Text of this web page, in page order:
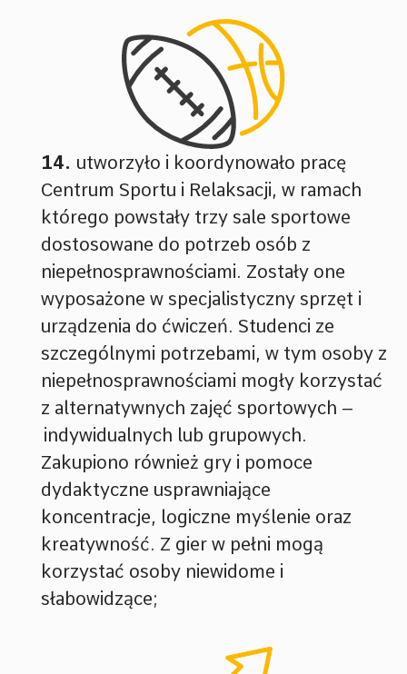
utworzyło i koordynowało pracę
Centrum Sportu i Relaksacji, w ramach
którego powstały trzy sale sportowe
dostosowane do potrzeb osób z
niepełnosprawnościami. Zostały one
wyposażone w specjalistyczny sprzęt i
urządzenia do ćwiczeń. Studenci ze
szczególnymi potrzebami, w tym osoby z
niepełnosprawnościami mogły korzystać
z alternatywnych zajęć sportowych –
indywidualnych lub grupowych.
Zakupiono również gry i pomoce
dydaktyczne usprawniające
koncentracje, logiczne myślenie oraz
kreatywność. Z gier w pełni mogą
korzystać osoby niewidome i
słabowidzące;